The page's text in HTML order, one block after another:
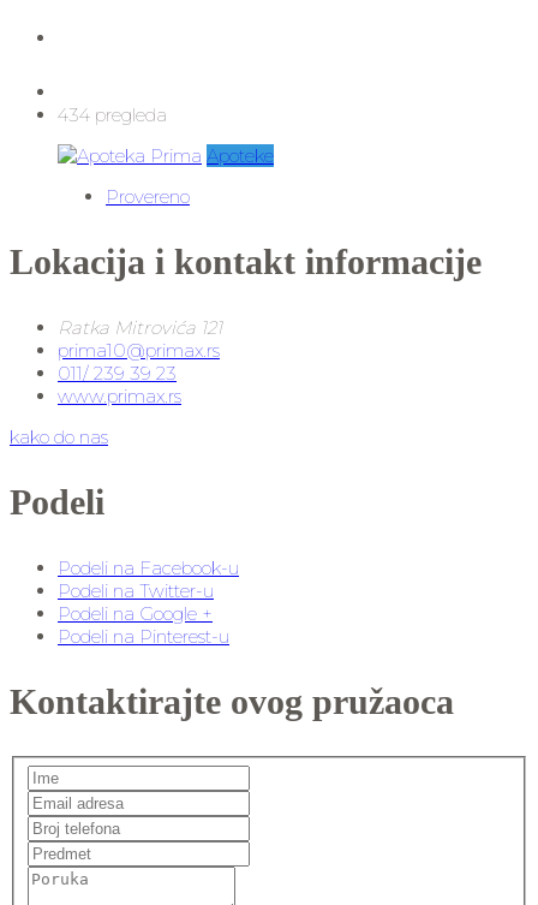
434 pregleda
Apoteke
Provereno
Lokacija i kontakt informacije
Ratka Mitrovića 121
prima10@primax.rs
011/ 239 39 23
www.primax.rs
kako do nas
Podeli
Podeli na Facebook-u
Podeli na Twitter-u
Podeli na Google +
Podeli na Pinterest-u
Kontaktirajte ovog pružaoca